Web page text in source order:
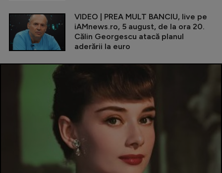
VIDEO | PREA MULT BANCIU, live pe
iAMnews.ro, 5 august, de la ora 20.
Călin Georgescu atacă planul
aderării la euro